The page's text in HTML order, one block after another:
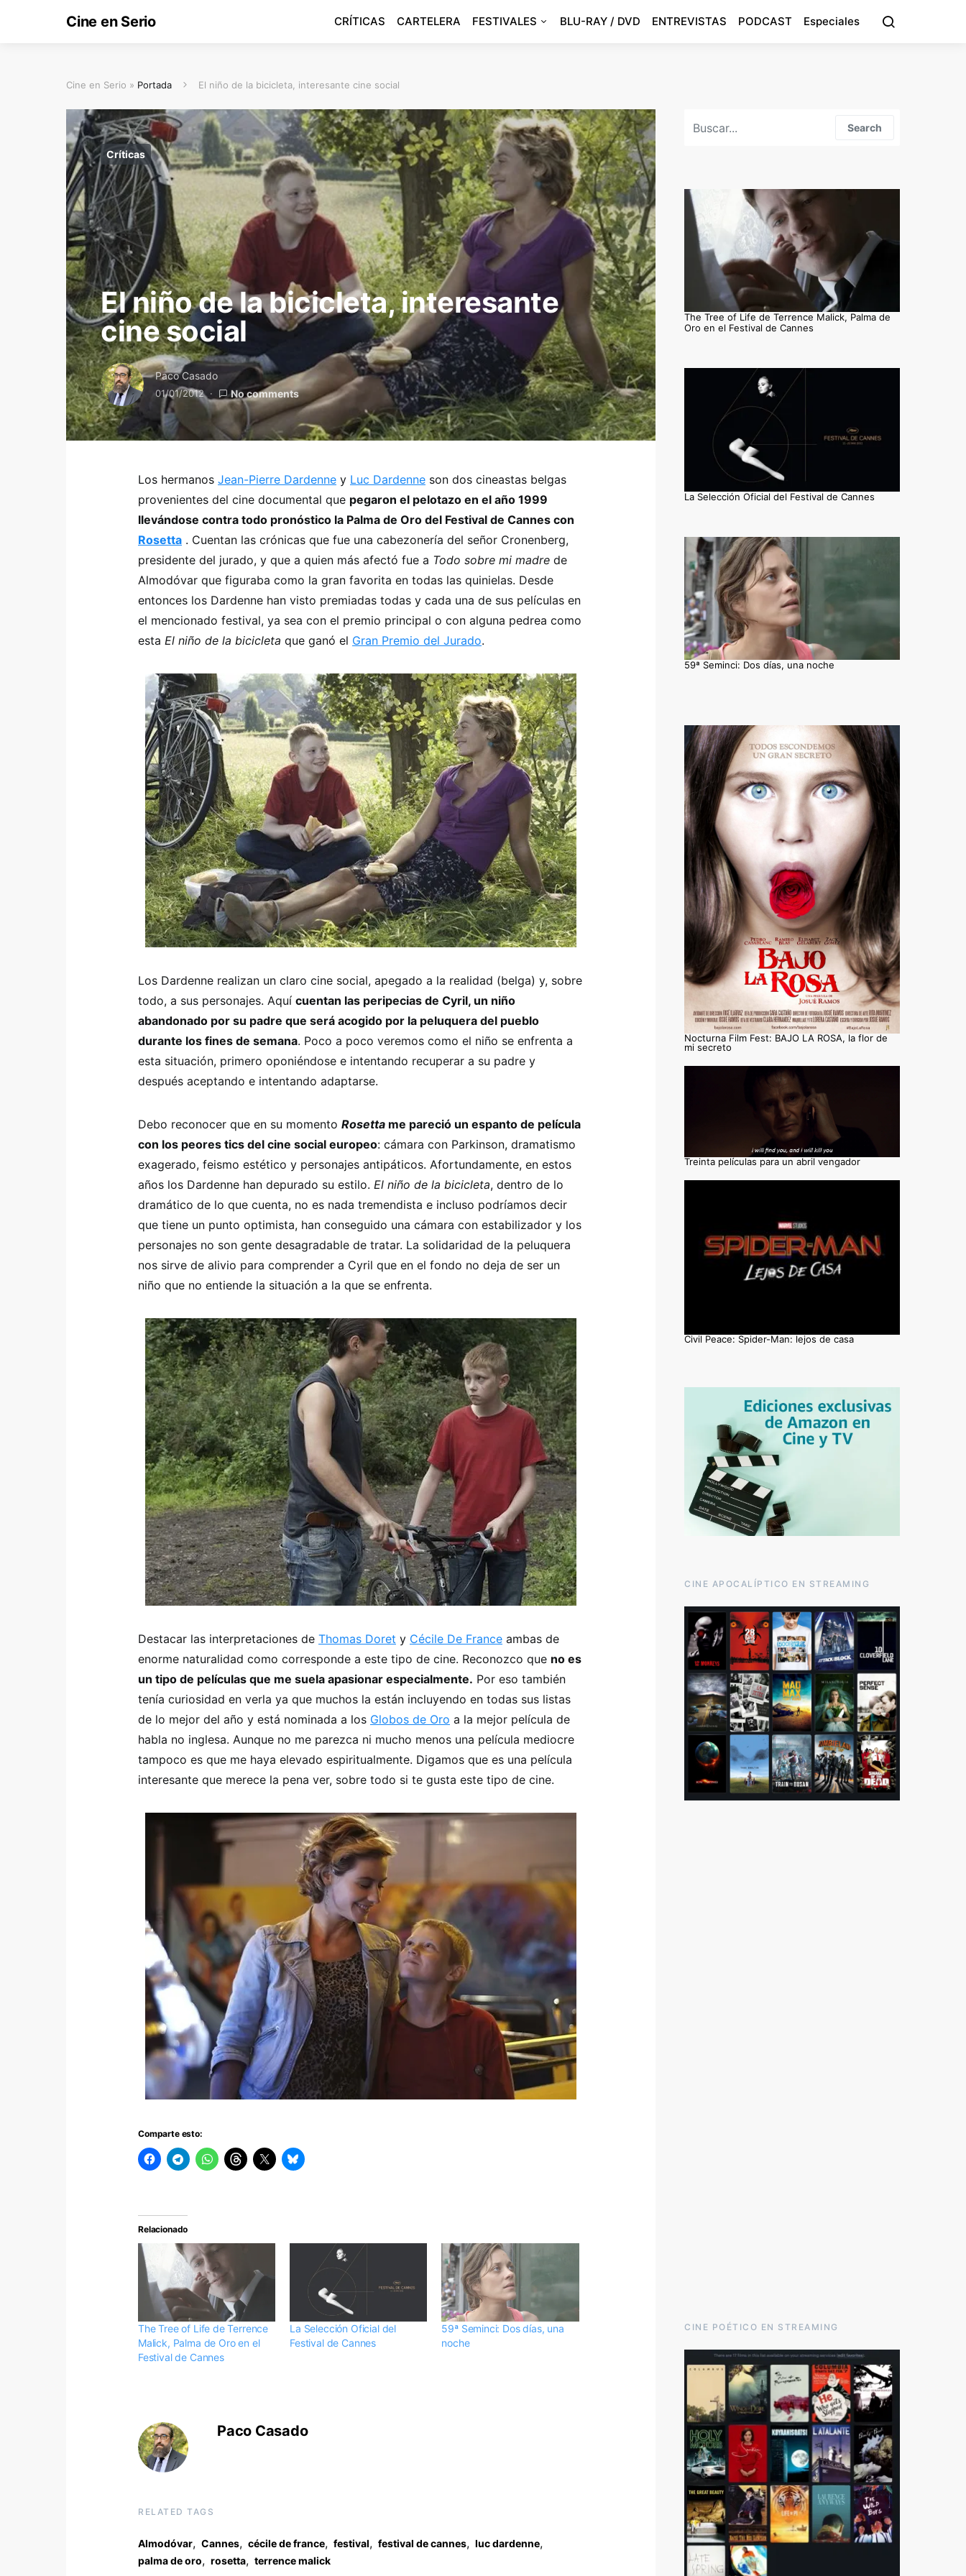
Cine en Serio CRÍTICAS CARTELERA FESTIVALES BLU-RAY / DVD ENTREVISTAS PODCAST Especiales
Cine en Serio » Portada El niño de la bicicleta, interesante cine social
Críticas
El niño de la bicicleta, interesante
cine social
Paco Casado
01/01/2012 No comments
Los hermanos Jean-Pierre Dardenne y Luc Dardenne son dos cineastas belgas
provenientes del cine documental que pegaron el pelotazo en el año 1999
llevándose contra todo pronóstico la Palma de Oro del Festival de Cannes con
Rosetta . Cuentan las crónicas que fue una cabezonería del señor Cronenberg,
presidente del jurado, y que a quien más afectó fue a Todo sobre mi madre de
Almodóvar que figuraba como la gran favorita en todas las quinielas. Desde
entonces los Dardenne han visto premiadas todas y cada una de sus películas en
el mencionado festival, ya sea con el premio principal o con alguna pedrea como
esta El niño de la bicicleta que ganó el Gran Premio del Jurado.
Los Dardenne realizan un claro cine social, apegado a la realidad (belga) y, sobre
todo, a sus personajes. Aquí cuentan las peripecias de Cyril, un niño
abandonado por su padre que será acogido por la peluquera del pueblo
durante los fines de semana. Poco a poco veremos como el niño se enfrenta a
esta situación, primero oponiéndose e intentando recuperar a su padre y
después aceptando e intentando adaptarse.
Debo reconocer que en su momento Rosetta me pareció un espanto de película
con los peores tics del cine social europeo: cámara con Parkinson, dramatismo
exagerado, feismo estético y personajes antipáticos. Afortundamente, en estos
años los Dardenne han depurado su estilo. El niño de la bicicleta, dentro de lo
dramático de lo que cuenta, no es nada tremendista e incluso podríamos decir
que tiene un punto optimista, han conseguido una cámara con estabilizador y los
personajes no son gente desagradable de tratar. La solidaridad de la peluquera
nos sirve de alivio para comprender a Cyril que en el fondo no deja de ser un
niño que no entiende la situación a la que se enfrenta.
Destacar las interpretaciones de Thomas Doret y Cécile De France ambas de
enorme naturalidad como corresponde a este tipo de cine. Reconozco que no es
un tipo de películas que me suela apasionar especialmente. Por eso también
tenía curiosidad en verla ya que muchos la están incluyendo en todas sus listas
de lo mejor del año y está nominada a los Globos de Oro a la mejor película de
habla no inglesa. Aunque no me parezca ni mucho menos una película mediocre
tampoco es que me haya elevado espiritualmente. Digamos que es una película
interesante que merece la pena ver, sobre todo si te gusta este tipo de cine.
Comparte esto:
Relacionado
The Tree of Life de Terrence
Malick, Palma de Oro en el
Festival de Cannes
La Selección Oficial del
Festival de Cannes
59ª Seminci: Dos días, una
noche
Paco Casado
RELATED TAGS
Almodóvar, Cannes, cécile de france, festival, festival de cannes, luc dardenne,
palma de oro, rosetta, terrence malick
Search
The Tree of Life de Terrence Malick, Palma de
Oro en el Festival de Cannes
La Selección Oficial del Festival de Cannes
59ª Seminci: Dos días, una noche
Nocturna Film Fest: BAJO LA ROSA, la flor de
mi secreto
Treinta películas para un abril vengador
Civil Peace: Spider-Man: lejos de casa
CINE APOCALÍPTICO EN STREAMING
CINE POÉTICO EN STREAMING